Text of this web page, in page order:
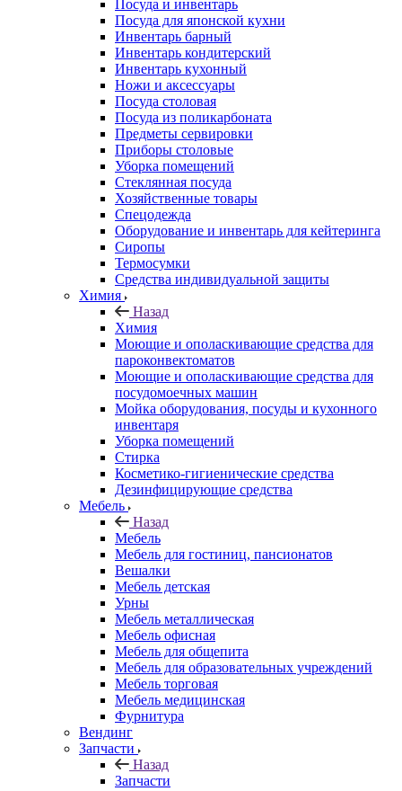
Посуда и инвентарь
Посуда для японской кухни
Инвентарь барный
Инвентарь кондитерский
Инвентарь кухонный
Ножи и аксессуары
Посуда столовая
Посуда из поликарбоната
Предметы сервировки
Приборы столовые
Уборка помещений
Стеклянная посуда
Хозяйственные товары
Спецодежда
Оборудование и инвентарь для кейтеринга
Сиропы
Термосумки
Средства индивидуальной защиты
Химия
Назад
Химия
Моющие и ополаскивающие средства для
пароконвектоматов
Моющие и ополаскивающие средства для
посудомоечных машин
Мойка оборудования, посуды и кухонного
инвентаря
Уборка помещений
Стирка
Косметико-гигиенические средства
Дезинфицирующие средства
Мебель
Назад
Мебель
Мебель для гостиниц, пансионатов
Вешалки
Мебель детская
Урны
Мебель металлическая
Мебель офисная
Мебель для общепита
Мебель для образовательных учреждений
Мебель торговая
Мебель медицинская
Фурнитура
Вендинг
Запчасти
Назад
Запчасти